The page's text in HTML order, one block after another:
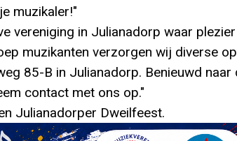
muzikaler!"
vereniging in Julianadorp waar
muzikanten verzorgen wij diverse
85-B in Julianadorp. Benieuwd
contact met ons op."
Julianadorper Dweilfeest.